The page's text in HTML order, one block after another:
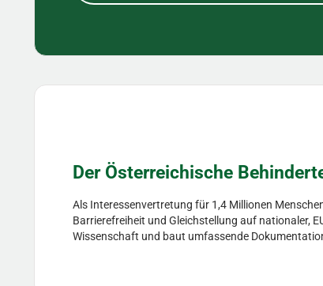
Der Österreichische
Als Interessenvertretung für 1,4 Millionen
Barrierefreiheit und Gleichstellung auf nationaler,
Wissenschaft und baut umfassende